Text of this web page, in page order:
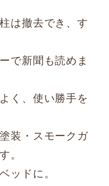
は撤去でき、す
で新聞も読めま
く、使い勝手を
装・スモークガ
。
ッドに。